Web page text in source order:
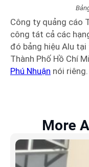
Công ty quảng cáo
công tát cả các
đó bảng hiệu Alu
Thành Phố Hồ Chí
Phú Nhuận nói riêng.
More